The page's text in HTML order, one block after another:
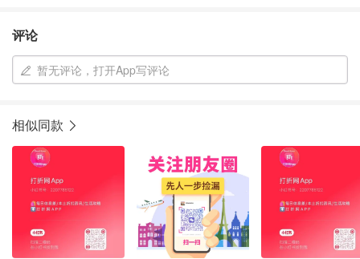
评论
暂无评论，打开App写评论
相似同款